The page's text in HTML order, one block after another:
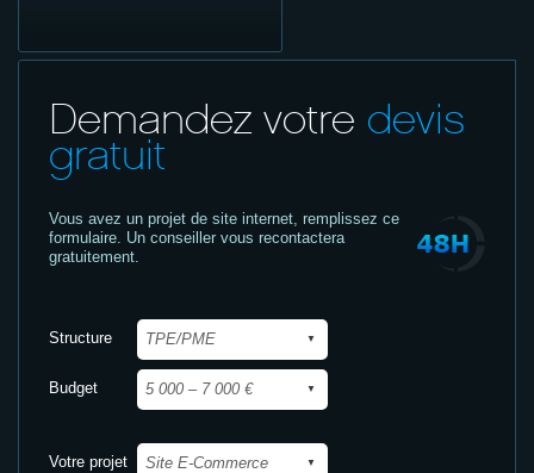
Demandez votre devis
gratuit
Vous avez un projet de site internet, remplissez ce
formulaire. Un conseiller vous recontactera
gratuitement.
Structure
Budget
Votre projet